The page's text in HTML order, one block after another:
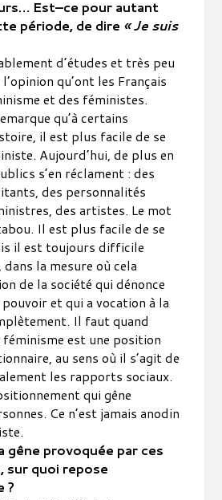
Est–ce pour autant
période, de dire « Je suis
d’études et très peu
qu’ont les Français
et des féministes.
qu’à certains
il est plus facile de se
Aujourd’hui, de plus en
s’en réclament : des
des personnalités
des artistes. Le mot
Il est plus facile de se
il est toujours difficile
la mesure où cela
de la société qui dénonce
et qui a vocation à la
Il faut quand
féminisme est une position
au sens où il s’agit de
les rapports sociaux.
qui gêne
Ce n’est jamais anodin
gêne provoquée par ces
sur quoi repose
?